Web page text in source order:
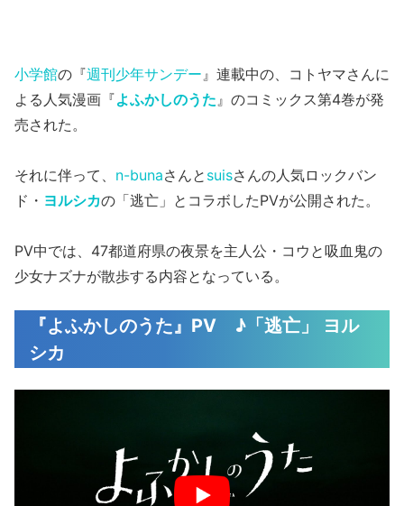
小学館の『週刊少年サンデー 』連載中の、コトヤマさんに
よる人気漫画『よふかしのうた 』のコミックス第4巻が発
売された。
それに伴って、 n-bunaさんと suisさんの人気ロックバン
ド・ ヨルシカの「逃亡」とコラボしたPVが公開された。
PV中では、47都道府県の夜景を主人公・コウと吸血鬼の
少女ナズナが散歩する内容となっている。
『よふかしのうた』PV ♪「逃亡」 ヨル
シカ